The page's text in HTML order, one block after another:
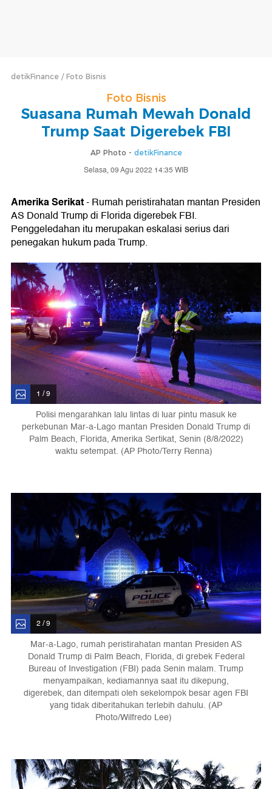
detikFinance Foto Bisnis
Foto Bisnis
Suasana Rumah Mewah Donald
Trump Saat Digerebek FBI
AP Photo - detikFinance
Selasa, 09 Agu 2022 14:35 WIB
Amerika Serikat- Rumah peristirahatan mantan Presiden
AS Donald Trump di Florida digerebek FBI.
Penggeledahan itu merupakan eskalasi serius dari
penegakan hukum pada Trump.
1 / 9
Polisi mengarahkan lalu lintas di luar pintu masuk ke
perkebunan Mar-a-Lago mantan Presiden Donald Trump di
Palm Beach, Florida, Amerika Sertikat, Senin (8/8/2022)
waktu setempat. (AP Photo/Terry Renna)
2 / 9
Mar-a-Lago, rumah peristirahatan mantan Presiden AS
Donald Trump di Palm Beach, Florida, di grebek Federal
Bureau of Investigation (FBI) pada Senin malam. Trump
menyampaikan, kediamannya saat itu dikepung,
digerebek, dan ditempati oleh sekelompok besar agen FBI
yang tidak diberitahukan terlebih dahulu. (AP
Photo/Wilfredo Lee)